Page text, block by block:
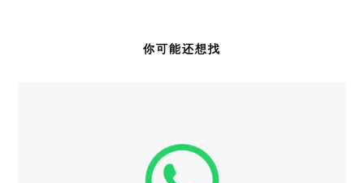
你可能还想找